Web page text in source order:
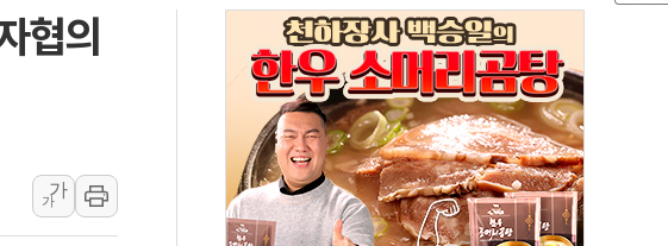
AI 서비스 가격 대대적 인상 계획...업계 파장 예고
시웨이, 2분기 영업익 14.2% 감소…"온라인 사업으로 성장"
경선에 친명계 '추가 투표' 요구...친청계 응집력 '희석' 전략 통할까
입주업종 확대…'현대 테라타워 구리갈매' 공급
실적은 주춤했지만…'매출 절반' 실리콘 반등에 하반기 기대
"사관학교 통합 정치 프레임에 졸속 추진…'잼데믹' 안보까지 몰고 와"
"李대통령 재판 재개해야 여론조사 51.9%…그것이 국민의 뜻"
협의
가
가